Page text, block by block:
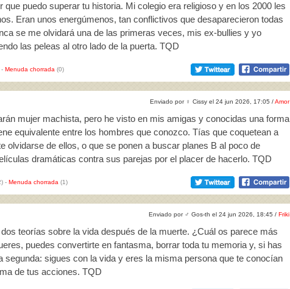
que puedo superar tu historia. Mi colegio era religioso y en los 2000 les
Eran unos energúmenos, tan conflictivos que desaparecieron todas
se me olvidará una de las primeras veces, mis ex-bullies y yo
las peleas al otro lado de la puerta. TQD
- Menuda chorrada (0)
Enviado por ♀ Cissy el 24 jun 2026, 17:05 /Amor
mujer machista, pero he visto en mis amigas y conocidas una forma
equivalente entre los hombres que conozco. Tías que coquetean a
olvidarse de ellos, o que se ponen a buscar planes B al poco de
dramáticas contra sus parejas por el placer de hacerlo. TQD
- Menuda chorrada (1)
Enviado por ♂ Gos-th el 24 jun 2026, 18:45 / Friki
teorías sobre la vida después de la muerte. ¿Cuál os parece más
puedes convertirte en fantasma, borrar toda tu memoria y, si has
segunda: sigues con la vida y eres la misma persona que te conocían
de tus acciones. TQD